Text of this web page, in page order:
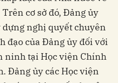
Trên cơ sở đó, Đảng ủy
dựng nghị quyết chuyên
đạo của Đảng ủy đối với
ninh tại Học viện Chính
Đảng ủy các Học viện